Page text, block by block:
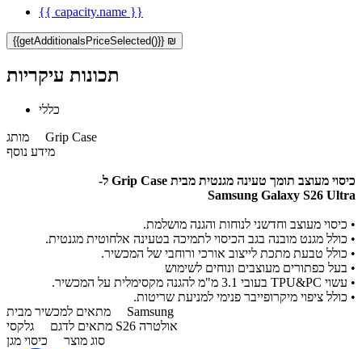
{{ capacity.name }}
{{getAdditionalsPriceSelected()}} ₪
תכונות עיקריות
כללי
מותג Grip Case
מידע נוסף
כיסוי מעוצב תומך טעינה מגנטית מבית Grip Case ל-
Samsung Galaxy S26 Ultra
• כיסוי מעוצב וחדשני לנוחות והגנה מושלמת.
• כולל מגנט מובנה בגב הכיסוי לתמיכה בטעינה אלחוטית מגנטית.
• כולל טבעת מתכת לייצוב אורכי ורוחבי של המכשיר.
• בעל כפתורים מעוצבים ונוחים לשימוש
• עשוי TPU&PC בעובי 3.1 מ"מ להגנה מקסימלית על המכשיר.
• כולל ציפוי מיקרופייבר פנימי למניעת שריטות.
מתאים למכשיר מבית Samsung
מתאים לדגם
גלקסי S26 אולטרה
סוג מוצר כיסוי מגן